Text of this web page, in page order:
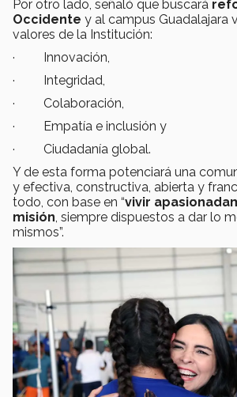
Por otro lado, señaló que buscará
Occidente y al campus Guadalajara
valores de la Institución:
· Innovación,
· Integridad,
· Colaboración,
· Empatía e inclusión y
· Ciudadanía global.
Y de esta forma potenciará una
y efectiva, constructiva, abierta y
todo, con base en “vivir
misión, siempre dispuestos a dar lo
mismos”.